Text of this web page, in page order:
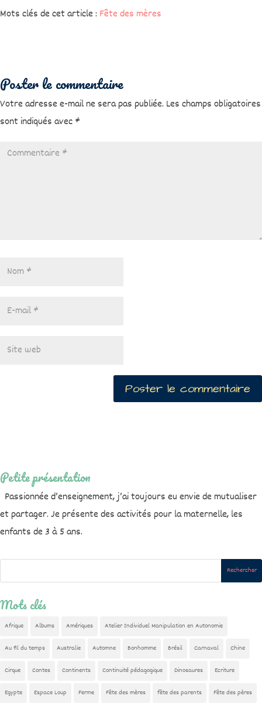
Mots clés de cet article : Fête des mères
Poster le commentaire
Votre adresse e-mail ne sera pas publiée. Les champs obligatoires
sont indiqués avec *
Petite présentation
Passionnée d’enseignement, j’ai toujours eu envie de mutualiser
et partager. Je présente des activités pour la maternelle, les
enfants de 3 à 5 ans.
Mots clés
Afrique Albums Amériques Atelier Individuel Manipulation en Autonomie
Au fil du temps Australie Automne Bonhomme Brésil Carnaval Chine
Cirque Contes Continents Continuité pédagogique Dinosaures Ecriture
Egypte Espace Loup Ferme Fête des mères fête des parents Fête des pères